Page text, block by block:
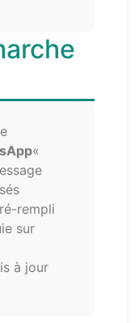
«
rempli
sur
à jour